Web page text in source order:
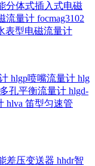
分体式插入式电磁
流量计 focmag3102
表型电磁流量计
hlgp喷嘴流量计 hlg
孔平衡流量计 hlgd-
hlva 笛型匀速管
差压变送器 hhdr智